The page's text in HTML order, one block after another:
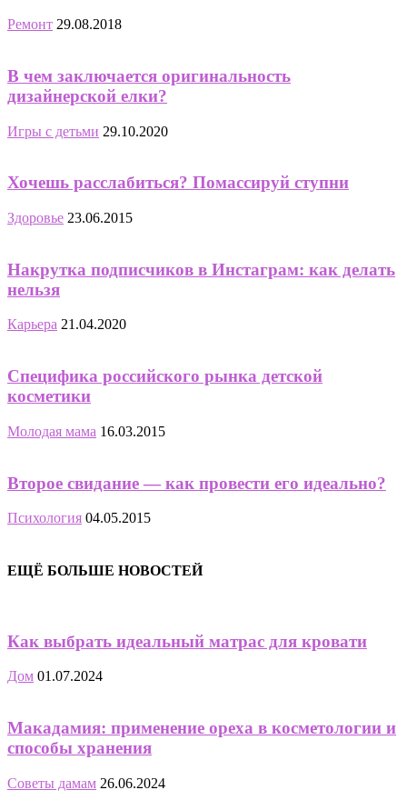
Ремонт 29.08.2018
В чем заключается оригинальность
дизайнерской елки?
Игры с детьми 29.10.2020
Хочешь расслабиться? Помассируй ступни
Здоровье 23.06.2015
Накрутка подписчиков в Инстаграм: как делать
нельзя
Карьера 21.04.2020
Специфика российского рынка детской
косметики
Молодая мама 16.03.2015
Второе свидание — как провести его идеально?
Психология 04.05.2015
ЕЩЁ БОЛЬШЕ НОВОСТЕЙ
Как выбрать идеальный матрас для кровати
Дом 01.07.2024
Макадамия: применение ореха в косметологии и
способы хранения
Советы дамам 26.06.2024